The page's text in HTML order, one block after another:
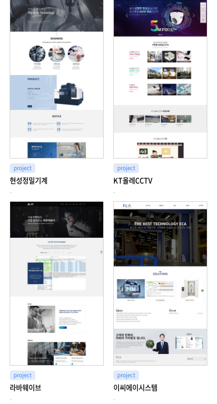
project
현성정밀기계
-
project
KT올레CCTV
-
project
라바웨이브
-
project
이씨에이시스템
-